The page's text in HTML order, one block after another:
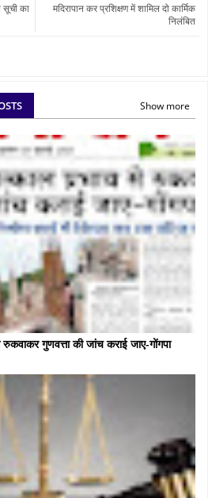
मदिरापान कर प्रशिक्षण में शामिल दो कार्मिक
निलंबित
सूची का
Show more
रुकवाकर गुणवत्ता की जांच कराई जाए-गोंगपा